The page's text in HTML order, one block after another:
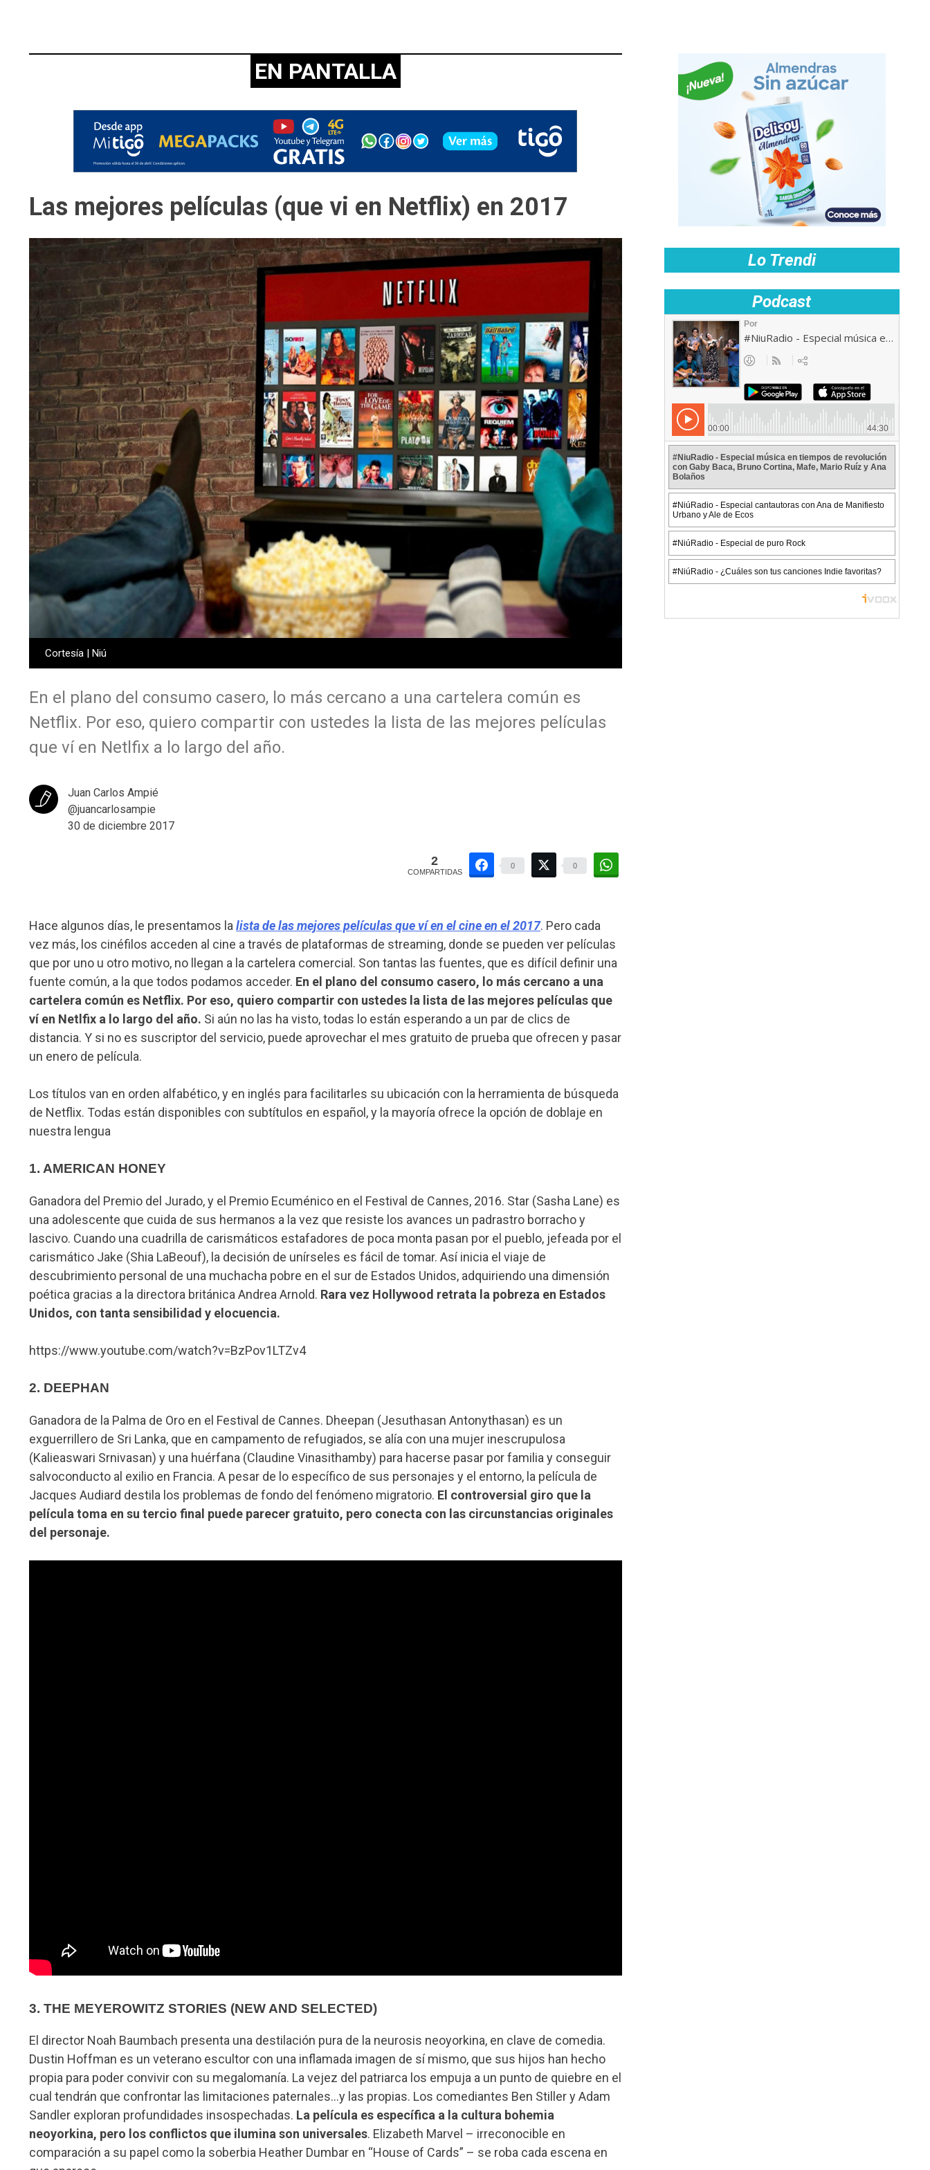
EN PANTALLA
Las mejores películas (que vi en Netflix) en 2017
Cortesía | Niú
En el plano del consumo casero, lo más cercano a una cartelera común es
Netflix. Por eso, quiero compartir con ustedes la lista de las mejores películas
que ví en Netlfix a lo largo del año.
Juan Carlos Ampié
@juancarlosampie
30 de diciembre 2017
2
COMPARTIDAS
0 0
Hace algunos días, le presentamos lalista de las mejores películas que ví en el cine en el 2017. Pero cada
vez más, los cinéfilos acceden al cine a través de plataformas de streaming, donde se pueden ver películas
que por uno u otro motivo, no llegan a la cartelera comercial. Son tantas las fuentes, que es difícil definir una
fuente común, a la que todos podamos acceder. En el plano del consumo casero, lo más cercano a una
cartelera común es Netflix. Por eso, quiero compartir con ustedes la lista de las mejores películas que
ví en Netlfix a lo largo del año. Si aún no las ha visto, todas lo están esperando a un par de clics de
distancia. Y si no es suscriptor del servicio, puede aprovechar el mes gratuito de prueba que ofrecen y pasar
un enero de película.
Los títulos van en orden alfabético, y en inglés para facilitarles su ubicación con la herramienta de búsqueda
de Netflix. Todas están disponibles con subtítulos en español, y la mayoría ofrece la opción de doblaje en
nuestra lengua
1. AMERICAN HONEY
Ganadora del Premio del Jurado, y el Premio Ecuménico en el Festival de Cannes, 2016. Star (Sasha Lane) es
una adolescente que cuida de sus hermanos a la vez que resiste los avances un padrastro borracho y
lascivo. Cuando una cuadrilla de carismáticos estafadores de poca monta pasan por el pueblo, jefeada por el
carismático Jake (Shia LaBeouf), la decisión de unírseles es fácil de tomar. Así inicia el viaje de
descubrimiento personal de una muchacha pobre en el sur de Estados Unidos, adquiriendo una dimensión
poética gracias a la directora británica Andrea Arnold. Rara vez Hollywood retrata la pobreza en Estados
Unidos, con tanta sensibilidad y elocuencia.
https://www.youtube.com/watch?v=BzPov1LTZv4
2. DEEPHAN
Ganadora de la Palma de Oro en el Festival de Cannes. Dheepan (Jesuthasan Antonythasan) es un
exguerrillero de Sri Lanka, que en campamento de refugiados, se alía con una mujer inescrupulosa
(Kalieaswari Srnivasan) y una huérfana (Claudine Vinasithamby) para hacerse pasar por familia y conseguir
salvoconducto al exilio en Francia. A pesar de lo específico de sus personajes y el entorno, la película de
Jacques Audiard destila los problemas de fondo del fenómeno migratorio. El controversial giro que la
película toma en su tercio final puede parecer gratuito, pero conecta con las circunstancias originales
del personaje.
3. THE MEYEROWITZ STORIES (NEW AND SELECTED)
El director Noah Baumbach presenta una destilación pura de la neurosis neoyorkina, en clave de comedia.
Dustin Hoffman es un veterano escultor con una inflamada imagen de sí mismo, que sus hijos han hecho
propia para poder convivir con su megalomanía. La vejez del patriarca los empuja a un punto de quiebre en el
cual tendrán que confrontar las limitaciones paternales…y las propias. Los comediantes Ben Stiller y Adam
Sandler exploran profundidades insospechadas. La película es específica a la cultura bohemia
neoyorkina, pero los conflictos que ilumina son universales. Elizabeth Marvel – irreconocible en
comparación a su papel como la soberbia Heather Dumbar en “House of Cards” – se roba cada escena en
Lo Trendi
Podcast